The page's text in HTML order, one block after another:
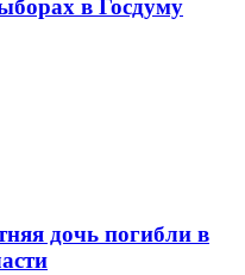
в Госдуму
дочь погибли в